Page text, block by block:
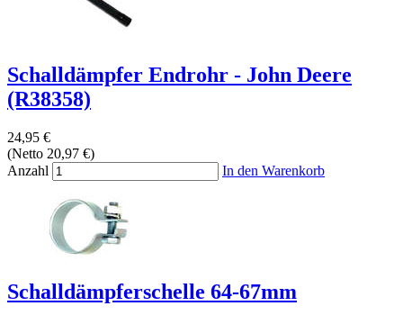
Schalldämpfer Endrohr - John Deere
(R38358)
24,95 €
(Netto 20,97 €)
Anzahl
In den Warenkorb
Schalldämpferschelle 64-67mm